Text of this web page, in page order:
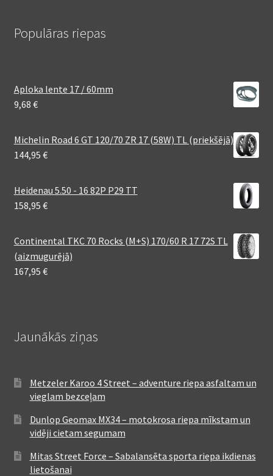
Populāras riepas
Aploka lente 17 / 60mm
9,68 €
Michelin Road 6 GT 120/70 ZR 17 (58W) TL (priekšējā)
144,95 €
Heidenau 5.50 - 16 82P P29 TT
158,95 €
Continental TKC 70 Rocks (M+S) 170/60 R 17 72S TL
(aizmugurējā)
167,95 €
Jaunākās ziņas
Metzeler Karoo 4 Street – adventure riepa asfaltam un
vieglam bezceļam
Dunlop Geomax MX34 – motokrosa riepa mīkstam un
vidēji cietam segumam
Mitas Street Force – Sabalansēta sporta riepa ikdienas
lietošanai